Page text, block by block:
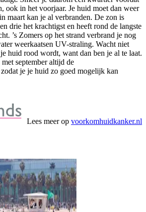
ook in het voorjaar. Je huid moet dan weer
maart kan je al verbranden. De zon is
drie het krachtigst en heeft rond de langste
’s Zomers op het strand verbrand je nog
weerkaatsen UV-straling. Wacht niet
huid rood wordt, want dan ben je al te laat.
september altijd de
je je huid zo goed mogelijk kan
Lees meer op voorkomhuidkanker.nl